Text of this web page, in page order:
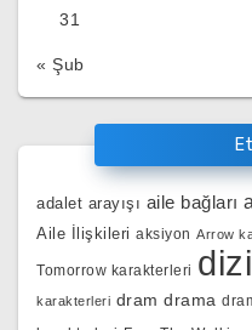
31
« Şub
adalet arayışı aile bağları
Aile İlişkileri aksiyon Arrow
Tomorrow karakterleri
karakterleri dram drama